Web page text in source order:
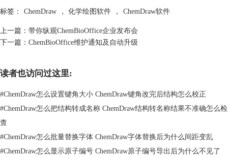
标签： ChemDraw ， 化学绘图软件 ， ChemDraw软件
上一篇： 带你纵观ChemBioOffice企业发布会
下一篇： ChemBioOffice维护通知及自动升级
读者也访问过这里:
#ChemDraw怎么设置键角大小 ChemDraw键角改完后结构怎么校正
#ChemDraw怎么把结构转成名称 ChemDraw结构转名称结果不准确怎么检
查
#ChemDraw怎么批量替换字体 ChemDraw字体替换后为什么间距变乱
#ChemDraw怎么显示原子编号 ChemDraw原子编号导出后为什么不见了